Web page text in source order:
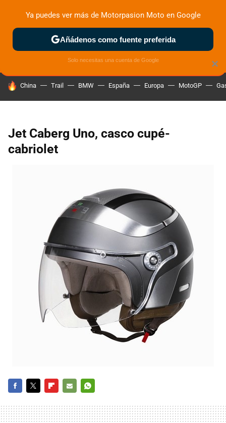
ZONA DE PRUEBAS DEPORTIVAS MOTOS ELÉCTRICAS
HOY SE HABLA DE
China Trail BMW España Europa MotoGP
Jet Caberg Uno, casco cupé-
cabriolet
MAIL
×
Ya puedes ver más de Motorpasion Moto en Google
Añádenos como fuente preferida
Solo necesitas una cuenta de Google